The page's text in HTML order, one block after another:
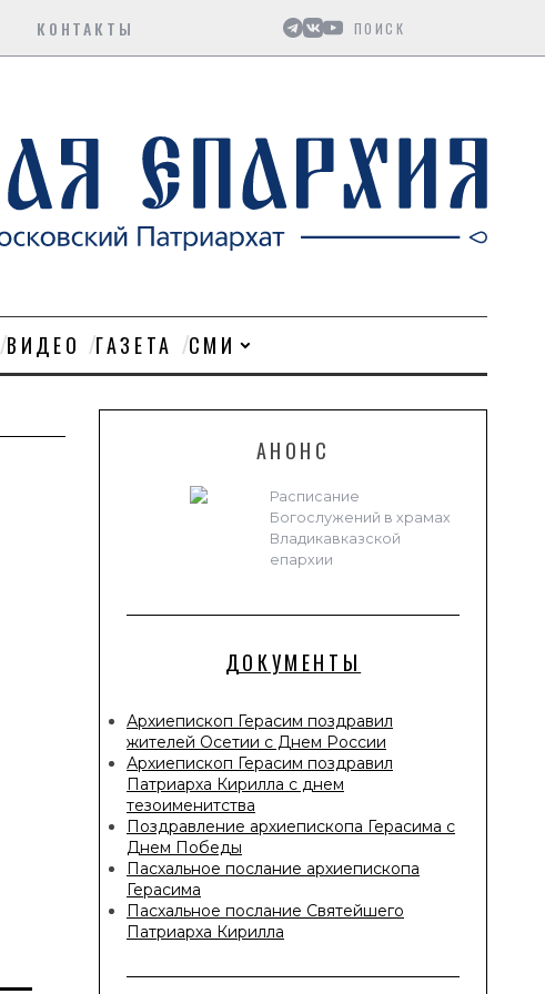
КОНТАКТЫ
ВИДЕО ГАЗЕТА СМИ
АНОНС
Расписание
Богослужений в храмах
Владикавказской
епархии
ДОКУМЕНТЫ
Архиепископ Герасим поздравил
жителей Осетии с Днем России
Архиепископ Герасим поздравил
Патриарха Кирилла с днем
тезоименитства
Поздравление архиепископа Герасима с
Днем Победы
Пасхальное послание архиепископа
Герасима
Пасхальное послание Святейшего
Патриарха Кирилла